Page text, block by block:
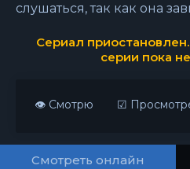
слушаться, так как она
Сериал
серии пока
👁 Смотрю ☑
Смотреть онлайн